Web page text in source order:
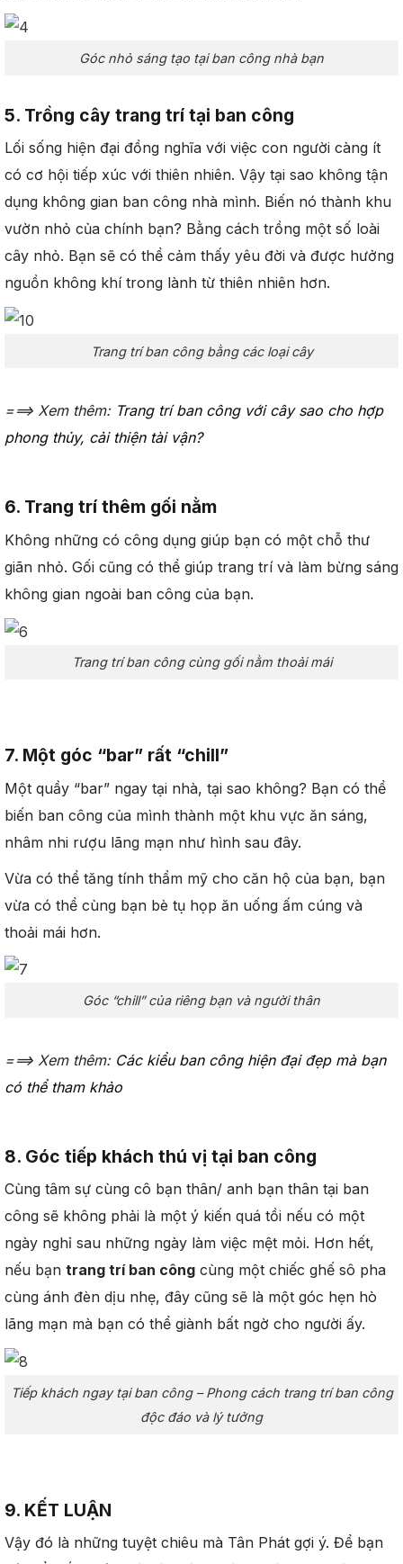
Góc nhỏ sáng tạo tại ban công nhà bạn
5. Trồng cây trang trí tại ban công
Lối sống hiện đại đồng nghĩa với việc con người càng ít
có cơ hội tiếp xúc với thiên nhiên. Vậy tại sao không tận
dụng không gian ban công nhà mình. Biến nó thành khu
vườn nhỏ của chính bạn? Bằng cách trồng một số loài
cây nhỏ. Bạn sẽ có thể cảm thấy yêu đời và được hưởng
nguồn không khí trong lành từ thiên nhiên hơn.
Trang trí ban công bằng các loại cây
===> Xem thêm: Trang trí ban công với cây sao cho hợp
phong thủy, cải thiện tài vận?
6. Trang trí thêm gối nằm
Không những có công dụng giúp bạn có một chỗ thư
giãn nhỏ. Gối cũng có thể giúp trang trí và làm bừng sáng
không gian ngoài ban công của bạn.
Trang trí ban công cùng gối nằm thoải mái
7. Một góc “bar” rất “chill”
Một quầy “bar” ngay tại nhà, tại sao không? Bạn có thể
biến ban công của mình thành một khu vực ăn sáng,
nhâm nhi rượu lãng mạn như hình sau đây.
Vừa có thể tăng tính thẩm mỹ cho căn hộ của bạn, bạn
vừa có thể cùng bạn bè tụ họp ăn uống ấm cúng và
thoải mái hơn.
Góc “chill” của riêng bạn và người thân
===> Xem thêm: Các kiểu ban công hiện đại đẹp mà bạn
có thể tham khảo
8. Góc tiếp khách thú vị tại ban công
Cùng tâm sự cùng cô bạn thân/ anh bạn thân tại ban
công sẽ không phải là một ý kiến quá tồi nếu có một
ngày nghỉ sau những ngày làm việc mệt mỏi. Hơn hết,
nếu bạn trang trí ban công cùng một chiếc ghế sô pha
cùng ánh đèn dịu nhẹ, đây cũng sẽ là một góc hẹn hò
lãng mạn mà bạn có thể giành bất ngờ cho người ấy.
Tiếp khách ngay tại ban công – Phong cách trang trí ban công
độc đáo và lý tưởng
9. KẾT LUẬN
Vậy đó là những tuyệt chiêu mà Tân Phát gợi ý. Để bạn